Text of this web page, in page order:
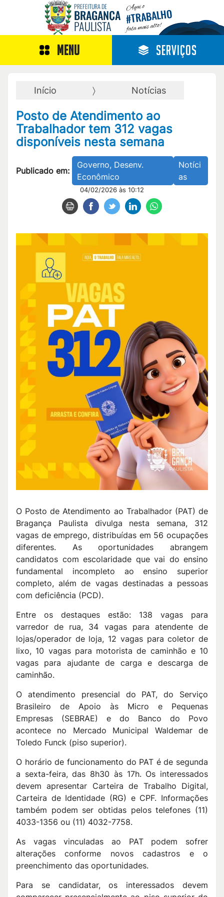
PREFEITURA DE
BRAGANÇA
PAULISTA
Aqui o
#TRABALHO
fala mais alto!
MENU SERVIÇOS
Início Notícias
Posto de Atendimento ao
Trabalhador tem 312 vagas
disponíveis nesta semana
Publicado em:
Governo, Desenv.
Econômico
Notíci
as
04/02/2026 às 10:12
O Posto de Atendimento ao Trabalhador (PAT) de
Bragança Paulista divulga nesta semana, 312
vagas de emprego, distribuídas em 56 ocupações
diferentes. As oportunidades abrangem
candidatos com escolaridade que vai do ensino
fundamental incompleto ao ensino superior
completo, além de vagas destinadas a pessoas
com deficiência (PCD).
Entre os destaques estão: 138 vagas para
varredor de rua, 34 vagas para atendente de
lojas/operador de loja, 12 vagas para coletor de
lixo, 10 vagas para motorista de caminhão e 10
vagas para ajudante de carga e descarga de
caminhão.
O atendimento presencial do PAT, do Serviço
Brasileiro de Apoio às Micro e Pequenas
Empresas (SEBRAE) e do Banco do Povo
acontece no Mercado Municipal Waldemar de
Toledo Funck (piso superior).
O horário de funcionamento do PAT é de segunda
a sexta-feira, das 8h30 às 17h. Os interessados
devem apresentar Carteira de Trabalho Digital,
Carteira de Identidade (RG) e CPF. Informações
também podem ser obtidas pelos telefones (11)
4033-1356 ou (11) 4032-7758.
As vagas vinculadas ao PAT podem sofrer
alterações conforme novos cadastros e o
preenchimento das oportunidades.
Para se candidatar, os interessados devem